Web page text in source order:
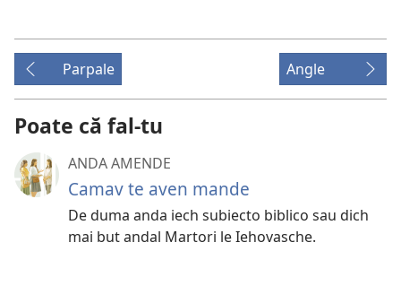
registrări
video
Parpale Angle
Poate că fal-tu
ANDA AMENDE
Camav te aven mande
De duma anda iech subiecto biblico sau dich
mai but andal Martori le Iehovasche.